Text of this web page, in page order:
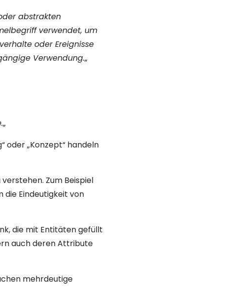
abstrakten
verwendet, um
oder Ereignisse
Verwendung.„
„
oder „Konzept“ handeln
Zum Beispiel
die Eindeutigkeit von
die mit Entitäten gefüllt
auch deren Attribute
mehrdeutige